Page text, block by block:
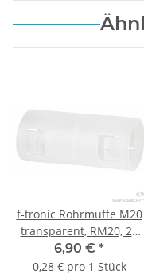
f-tronic Rohrmuffe M20
transparent, RM20, 25
Stück
6,90 € *
0,28 € pro 1 Stück